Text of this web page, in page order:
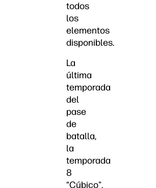
todos
los
elementos
disponibles.
La
última
temporada
del
pase
de
batalla,
la
temporada
8
“Cúbico",